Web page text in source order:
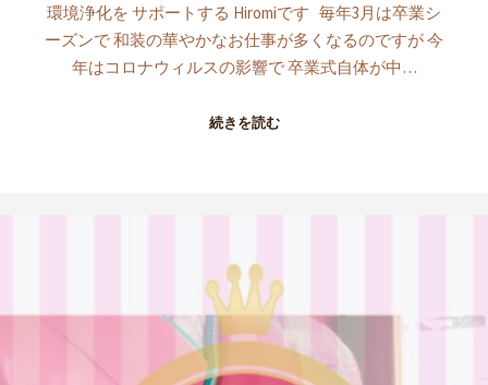
環境浄化を サポートする Hiromiです 毎年3月は卒業シ
ーズンで 和装の華やかなお仕事が多くなるのですが 今
年はコロナウィルスの影響で 卒業式自体が中…
続きを読む